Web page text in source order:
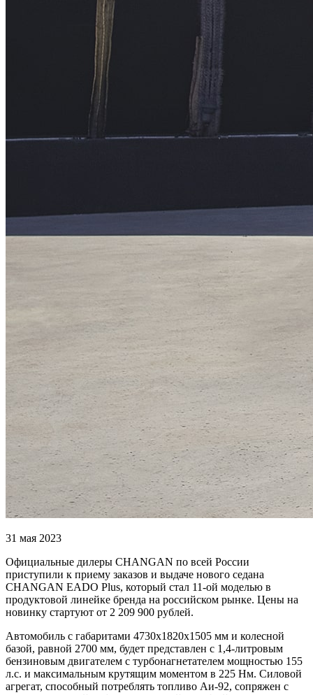
31 мая 2023
Официальные дилеры CHANGAN по всей России
приступили к приему заказов и выдаче нового седана
CHANGAN EADO Plus, который стал 11-ой моделью в
продуктовой линейке бренда на российском рынке. Цены на
новинку стартуют от 2 209 900 рублей.
Автомобиль с габаритами 4730х1820х1505 мм и колесной
базой, равной 2700 мм, будет представлен с 1,4-литровым
бензиновым двигателем с турбонагнетателем мощностью 155
л.с. и максимальным крутящим моментом в 225 Нм. Силовой
агрегат, способный потреблять топливо Аи-92, сопряжен с